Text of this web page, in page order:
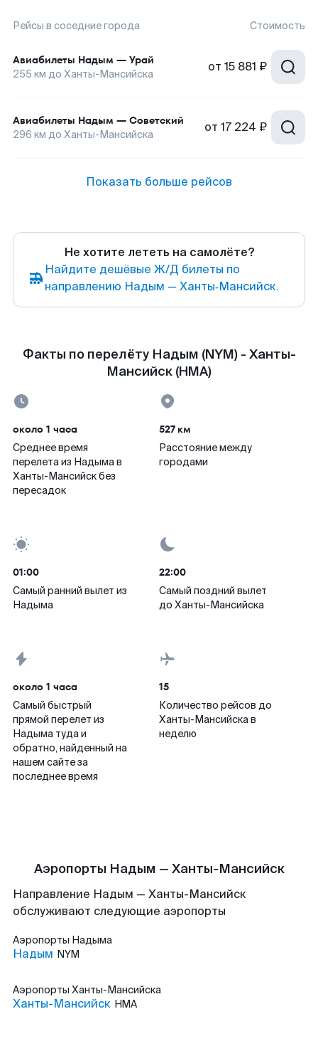
Рейсы в соседние города Стоимость
Авиабилеты Надым — Урай
255 км до Ханты-Мансийска от 15 881 ₽
Авиабилеты Надым — Советский
296 км до Ханты-Мансийска от 17 224 ₽
Показать больше рейсов
Не хотите лететь на самолёте?
Найдите дешёвые Ж/Д билеты по
направлению Надым — Ханты‑Мансийск.
Факты по перелёту Надым (NYM) - Ханты-
Мансийск (HMA)
около 1 часа
Среднее время
перелета из Надыма в
Ханты-Мансийск без
пересадок
527 км
Расстояние между
городами
01:00
Самый ранний вылет из
Надыма
22:00
Самый поздний вылет
до Ханты-Мансийска
около 1 часа
Самый быстрый
прямой перелет из
Надыма туда и
обратно, найденный на
нашем сайте за
последнее время
15
Количество рейсов до
Ханты-Мансийска в
неделю
Аэропорты Надым — Ханты-Мансийск
Направление Надым — Ханты-Мансийск
обслуживают следующие аэропорты
Аэропорты Надыма
Надым NYM
Аэропорты Ханты-Мансийска
Ханты-Мансийск HMA